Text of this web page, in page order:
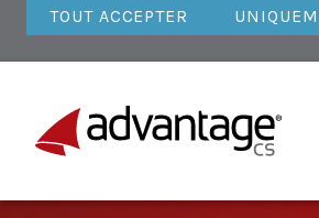
TOUT ACCEPTER